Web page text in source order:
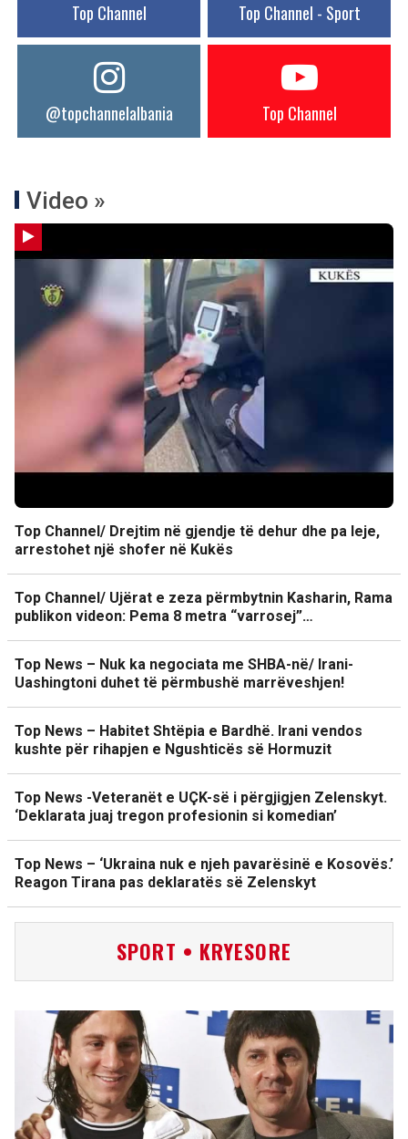
Top Channel Top Channel - Sport
@topchannelalbania Top Channel
Video »
Top Channel/ Drejtim në gjendje të dehur dhe pa leje,
arrestohet një shofer në Kukës
Top Channel/ Ujërat e zeza përmbytnin Kasharin, Rama
publikon videon: Pema 8 metra “varrosej”…
Top News – Nuk ka negociata me SHBA-në/ Irani-
Uashingtoni duhet të përmbushë marrëveshjen!
Top News – Habitet Shtëpia e Bardhë. Irani vendos
kushte për rihapjen e Ngushticës së Hormuzit
Top News -Veteranët e UÇK-së i përgjigjen Zelenskyt.
‘Deklarata juaj tregon profesionin si komedian’
Top News – ‘Ukraina nuk e njeh pavarësinë e Kosovës.’
Reagon Tirana pas deklaratës së Zelenskyt
SPORT • KRYESORE